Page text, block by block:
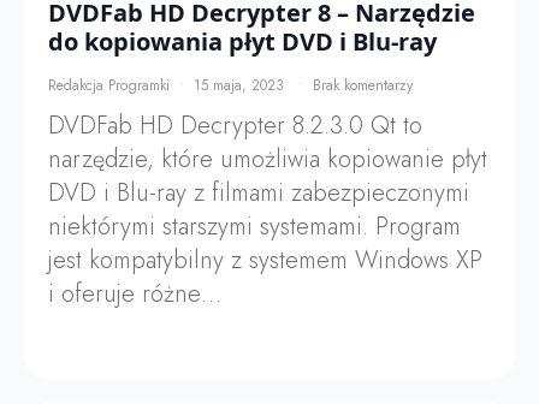
DVDFab HD Decrypter 8 – Narzędzie
do kopiowania płyt DVD i Blu-ray
Redakcja Programki 15 maja, 2023 Brak komentarzy
DVDFab HD Decrypter 8.2.3.0 Qt to
narzędzie, które umożliwia kopiowanie płyt
DVD i Blu-ray z filmami zabezpieczonymi
niektórymi starszymi systemami. Program
jest kompatybilny z systemem Windows XP
i oferuje różne…